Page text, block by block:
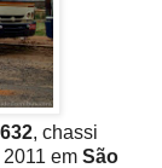
632, chassi
em São